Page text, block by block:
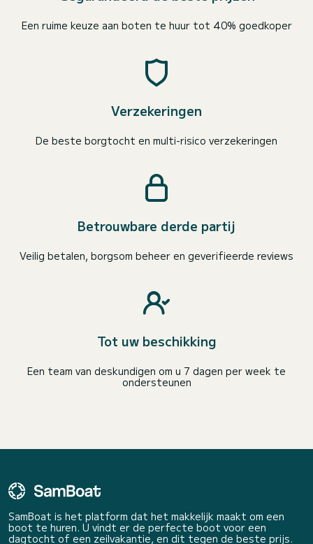
Een ruime keuze aan boten te huur tot 40% goedkoper
Verzekeringen
De beste borgtocht en multi-risico verzekeringen
Betrouwbare derde partij
Veilig betalen, borgsom beheer en geverifieerde reviews
Tot uw beschikking
Een team van deskundigen om u 7 dagen per week te
ondersteunen
SamBoat is het platform dat het makkelijk maakt om een
boot te huren. U vindt er de perfecte boot voor een
dagtocht of een zeilvakantie, en dit tegen de beste prijs.